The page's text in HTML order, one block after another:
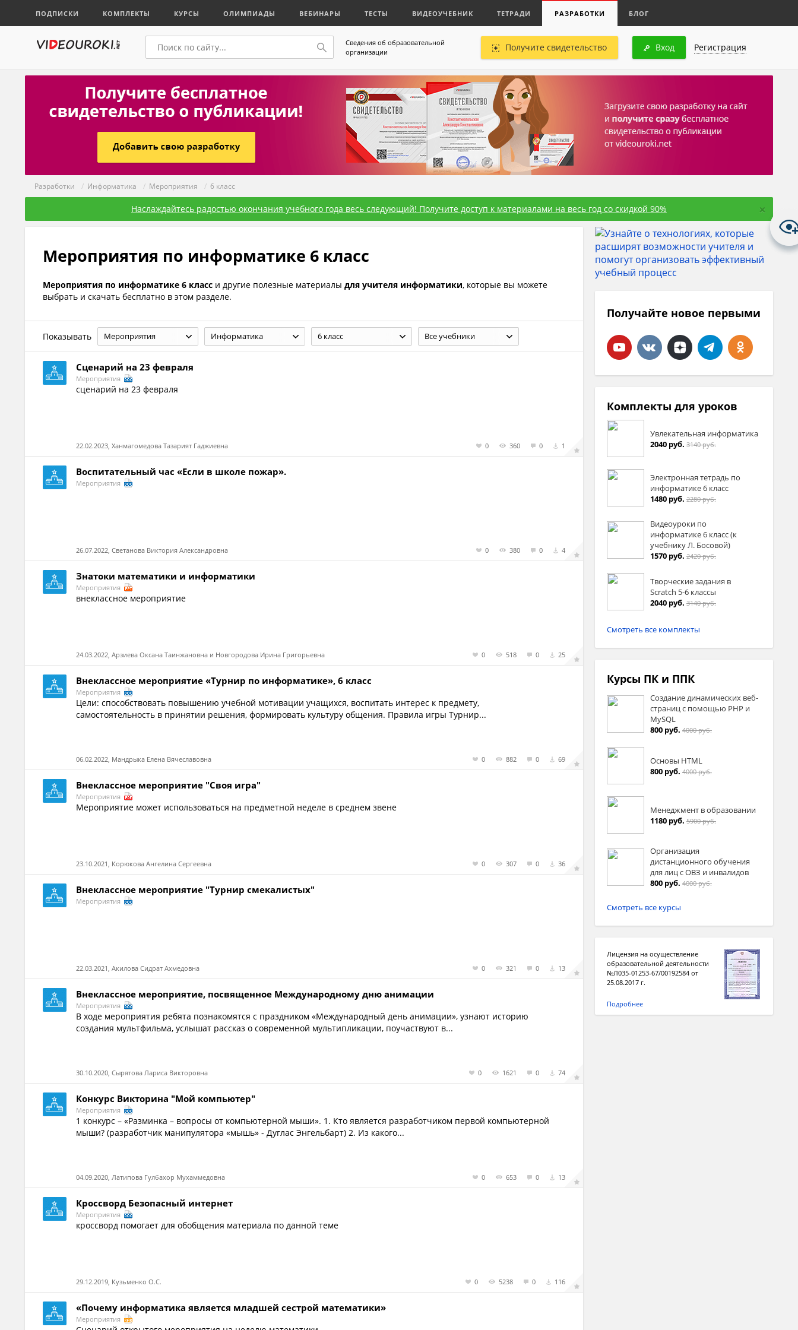
ПОДПИСКИ КОМПЛЕКТЫ КУРСЫ ОЛИМПИАДЫ ВЕБИНАРЫ ТЕСТЫ ВИДЕОУЧЕБНИК ТЕТРАДИ РАЗРАБОТКИ БЛОГ
Сведения об образовательной
организации
Получите свидетельство Вход Регистрация
Разработки / Информатика / Мероприятия / 6 класс
Наслаждайтесь радостью окончания учебного года весь следующий! Получите доступ к материалами на весь год со скидкой 90% ×
Мероприятия по информатике 6 класс
Мероприятия по информатике 6 класс и другие полезные материалы для учителя информатики, которые вы можете
выбрать и скачать бесплатно в этом разделе.
Показывать Мероприятия Информатика 6 класс Все учебники
Сценарий на 23 февраля
Мероприятия
сценарий на 23 февраля
22.02.2023, Ханмагомедова Тазарият Гаджиевна 0 360 0 1
Воспитательный час «Если в школе пожар».
Мероприятия
26.07.2022, Светанова Виктория Александровна 0 380 0 4
Знатоки математики и информатики
Мероприятия
внеклассное мероприятие
24.03.2022, Арзиева Оксана Таинжановна и Новгородова Ирина Григорьевна 0 518 0 25
Внеклассное мероприятие «Турнир по информатике», 6 класс
Мероприятия
Цели: способствовать повышению учебной мотивации учащихся, воспитать интерес к предмету,
самостоятельность в принятии решения, формировать культуру общения. Правила игры Турнир...
06.02.2022, Мандрыка Елена Вячеславовна 0 882 0 69
Внеклассное мероприятие "Своя игра"
Мероприятия
Мероприятие может использоваться на предметной неделе в среднем звене
23.10.2021, Корюкова Ангелина Сергеевна 0 307 0 36
Внеклассное мероприятие "Турнир смекалистых"
Мероприятия
22.03.2021, Акилова Сидрат Ахмедовна 0 321 0 13
Внеклассное мероприятие, посвященное Международному дню анимации
Мероприятия
В ходе мероприятия ребята познакомятся с праздником «Международный день анимации», узнают историю
создания мультфильма, услышат рассказ о современной мультипликации, поучаствуют в...
30.10.2020, Сырятова Лариса Викторовна 0 1621 0 74
Конкурс Викторина "Мой компьютер"
Мероприятия
1 конкурс – «Разминка – вопросы от компьютерной мыши». 1. Кто является разработчиком первой компьютерной
мыши? (разработчик манипулятора «мышь» - Дуглас Энгельбарт) 2. Из какого...
04.09.2020, Латипова Гулбахор Мухаммедовна 0 653 0 13
Кроссворд Безопасный интернет
Мероприятия
кроссворд помогает для обобщения материала по данной теме
29.12.2019, Кузьменко О.С. 0 5238 0 116
«Почему информатика является младшей сестрой математики»
Мероприятия
Получайте новое первыми
Комплекты для уроков
Увлекательная информатика
2040 руб. 3140 руб.
Электронная тетрадь по
информатике 6 класс
1480 руб. 2280 руб.
Видеоуроки по
информатике 6 класс (к
учебнику Л. Босовой)
1570 руб. 2420 руб.
Творческие задания в
Sсratch 5-6 классы
2040 руб. 3140 руб.
Смотреть все комплекты
Курсы ПК и ППК
Создание динамических веб-
страниц с помощью PHP и
MySQL
800 руб. 4000 руб.
Основы HTML
800 руб. 4000 руб.
Менеджмент в образовании
1180 руб. 5900 руб.
Организация
дистанционного обучения
для лиц с ОВЗ и инвалидов
800 руб. 4000 руб.
Смотреть все курсы
Лицензия на осуществление
образовательной деятельности
№Л035-01253-67/00192584 от
25.08.2017 г.
Подробнее